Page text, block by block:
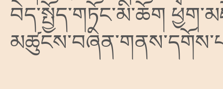
བེད་སྤྱོད་གཏོང་མི་ཆོག